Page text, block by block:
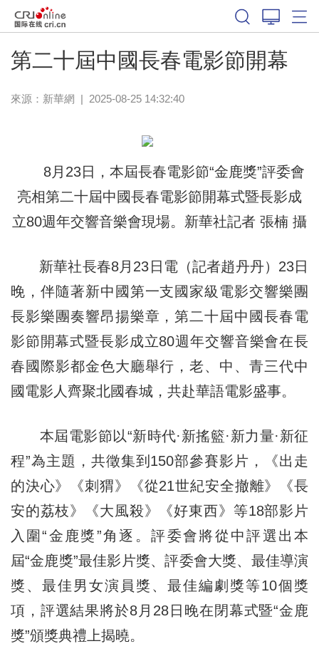
第二十屆中國長春電影節開幕
來源： 新華網 | 2025-08-25 14:32:40
8月23日，本屆長春電影節“金鹿獎”評委會
亮相第二十屆中國長春電影節開幕式暨長影成
立80週年交響音樂會現場。新華社記者 張楠 攝
新華社長春8月23日電（記者趙丹丹）23日
晚，伴隨著新中國第一支國家級電影交響樂團
長影樂團奏響昂揚樂章，第二十屆中國長春電
影節開幕式暨長影成立80週年交響音樂會在長
春國際影都金色大廳舉行，老、中、青三代中
國電影人齊聚北國春城，共赴華語電影盛事。
本屆電影節以“新時代·新搖籃·新力量·新征
程”為主題，共徵集到150部參賽影片，《出走
的決心》《刺猬》《從21世紀安全撤離》《長
安的荔枝》《大風殺》《好東西》等18部影片
入圍“金鹿獎”角逐。評委會將從中評選出本
屆“金鹿獎”最佳影片獎、評委會大獎、最佳導演
獎、最佳男女演員獎、最佳編劇獎等10個獎
項，評選結果將於8月28日晚在閉幕式暨“金鹿
獎”頒獎典禮上揭曉。